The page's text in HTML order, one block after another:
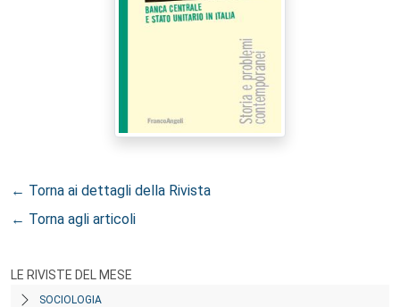
← Torna ai dettagli della Rivista
← Torna agli articoli
LE RIVISTE DEL MESE
SOCIOLOGIA